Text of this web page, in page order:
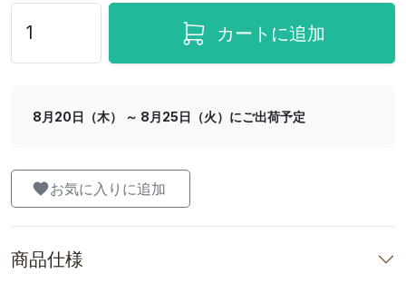
カートに追加
8月20日（木） ～ 8月25日（火）にご出荷予定
お気に入りに追加
商品仕様